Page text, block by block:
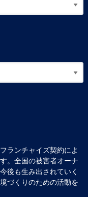
ランチャイズ契約によ
。全国の被害者オーナ
後も生み出されていく
づくりのための活動を